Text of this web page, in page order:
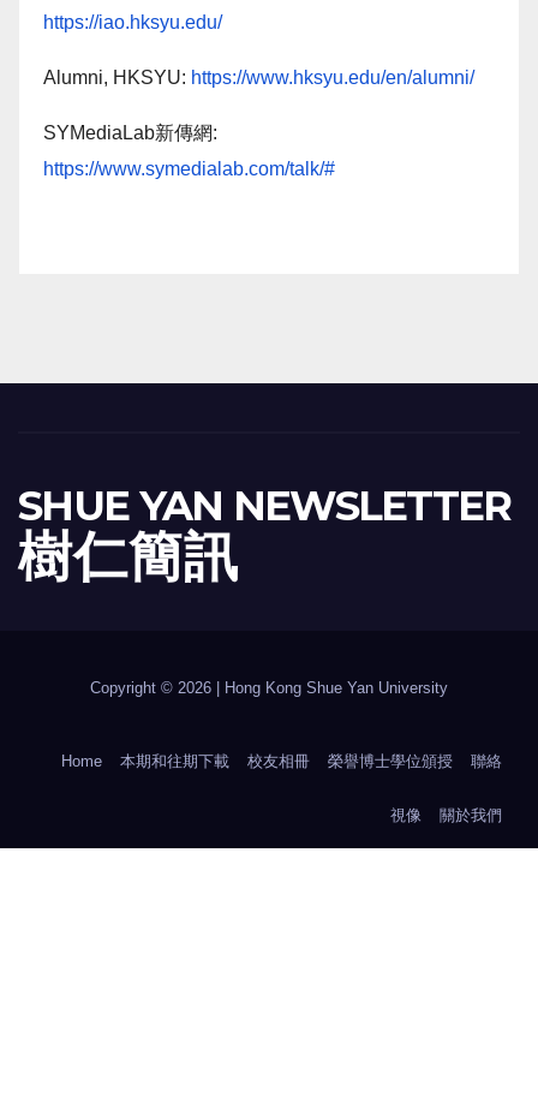
https://iao.hksyu.edu/
Alumni, HKSYU: https://www.hksyu.edu/en/alumni/
SYMediaLab新傳網:
https://www.symedialab.com/talk/#
SHUE YAN NEWSLETTER
樹 仁 簡 訊
Copyright © 2026 | Hong Kong Shue Yan University
Home 本期和往期下載 校友相冊 榮譽博士學位頒授 聯絡
視像 關於我們